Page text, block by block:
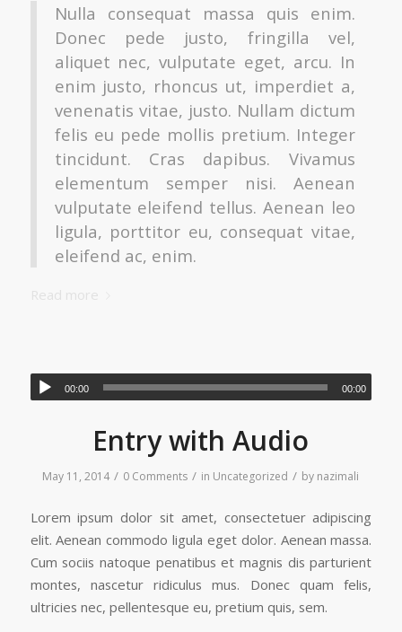
Nulla consequat massa quis enim.
Donec pede justo, fringilla vel,
aliquet nec, vulputate eget, arcu. In
enim justo, rhoncus ut, imperdiet a,
venenatis vitae, justo. Nullam dictum
felis eu pede mollis pretium. Integer
tincidunt. Cras dapibus. Vivamus
elementum semper nisi. Aenean
vulputate eleifend tellus. Aenean leo
ligula, porttitor eu, consequat vitae,
eleifend ac, enim.
00:00 00:00
Entry with Audio
May 11, 2014 / 0 Comments / in Uncategorized / by nazimali
Lorem ipsum dolor sit amet, consectetuer adipiscing
elit. Aenean commodo ligula eget dolor. Aenean massa.
Cum sociis natoque penatibus et magnis dis parturient
montes, nascetur ridiculus mus. Donec quam felis,
ultricies nec, pellentesque eu, pretium quis, sem.